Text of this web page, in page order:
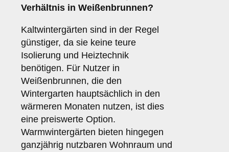
Verhältnis in Weißenbrunnen?
Kaltwintergärten sind in der Regel
günstiger, da sie keine teure
Isolierung und Heiztechnik
benötigen. Für Nutzer in
Weißenbrunnen, die den
Wintergarten hauptsächlich in den
wärmeren Monaten nutzen, ist dies
eine preiswerte Option.
Warmwintergärten bieten hingegen
ganzjährig nutzbaren Wohnraum und